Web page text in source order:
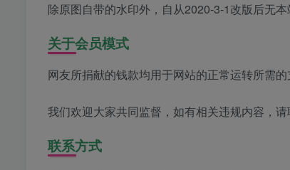
除原图自带的水印外，自从2020-3-1改版后无
关于会员模式
网友所捐献的钱款均用于网站的正常运转所需
我们欢迎大家共同监督，如有相关违规内容，
联系方式